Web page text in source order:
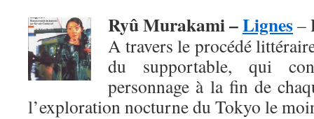
Ryû Murakami –Lignes–
A travers le procédé
du supportable, qui
personnage à la fin de
l’exploration nocturne du Tokyo le